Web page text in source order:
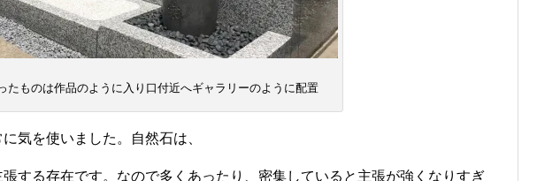
たものは作品のように入り口付近へギャラリーのように配置
気を使いました。自然石は、
する存在です。なので多くあったり、密集していると主張が強くなりすぎ